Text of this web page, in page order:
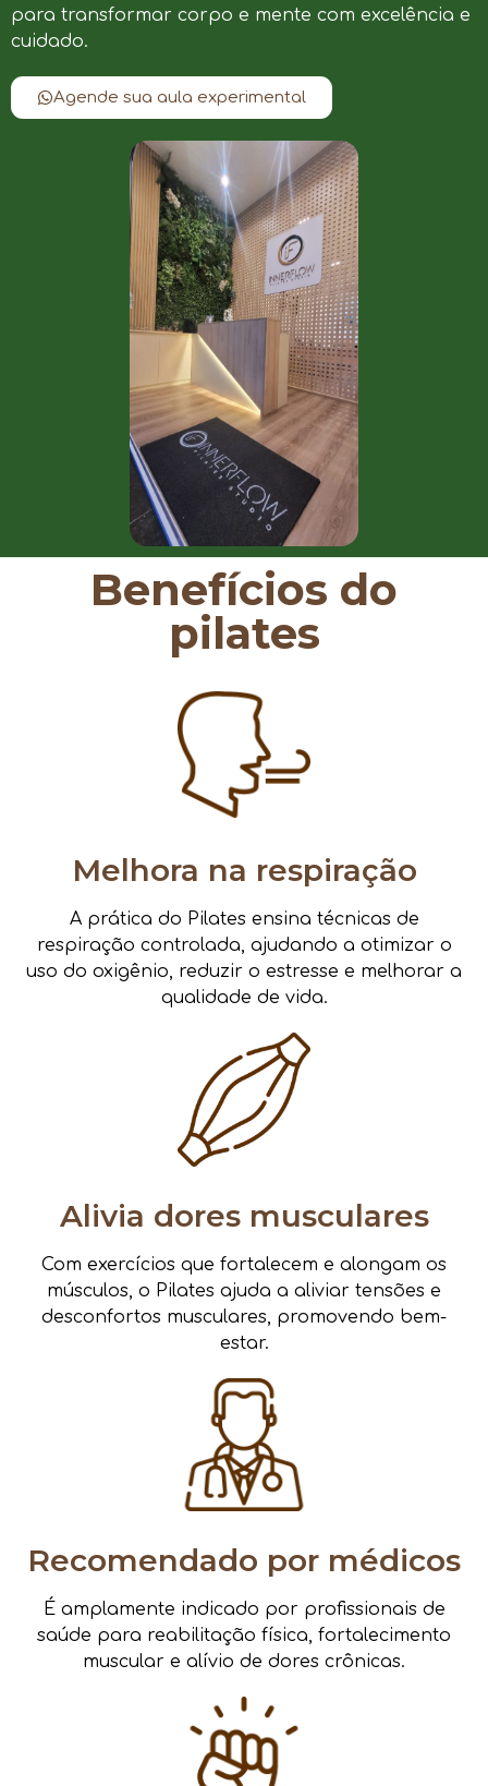
para transformar corpo e mente com excelência e
cuidado.
Agende sua aula experimental
Benefícios do
pilates
Melhora na respiração
A prática do Pilates ensina técnicas de
respiração controlada, ajudando a otimizar o
uso do oxigênio, reduzir o estresse e melhorar a
qualidade de vida.
Alivia dores musculares
Com exercícios que fortalecem e alongam os
músculos, o Pilates ajuda a aliviar tensões e
desconfortos musculares, promovendo bem-
estar.
Recomendado por médicos
É amplamente indicado por profissionais de
saúde para reabilitação física, fortalecimento
muscular e alívio de dores crônicas.